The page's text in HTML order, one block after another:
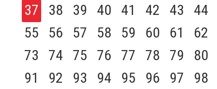
37
38 39 40 41 42 43
44
55
56 57 58 59 60 61
62
73
74 75 76 77 78 79
80
91
92 93 94 95 96 97
98